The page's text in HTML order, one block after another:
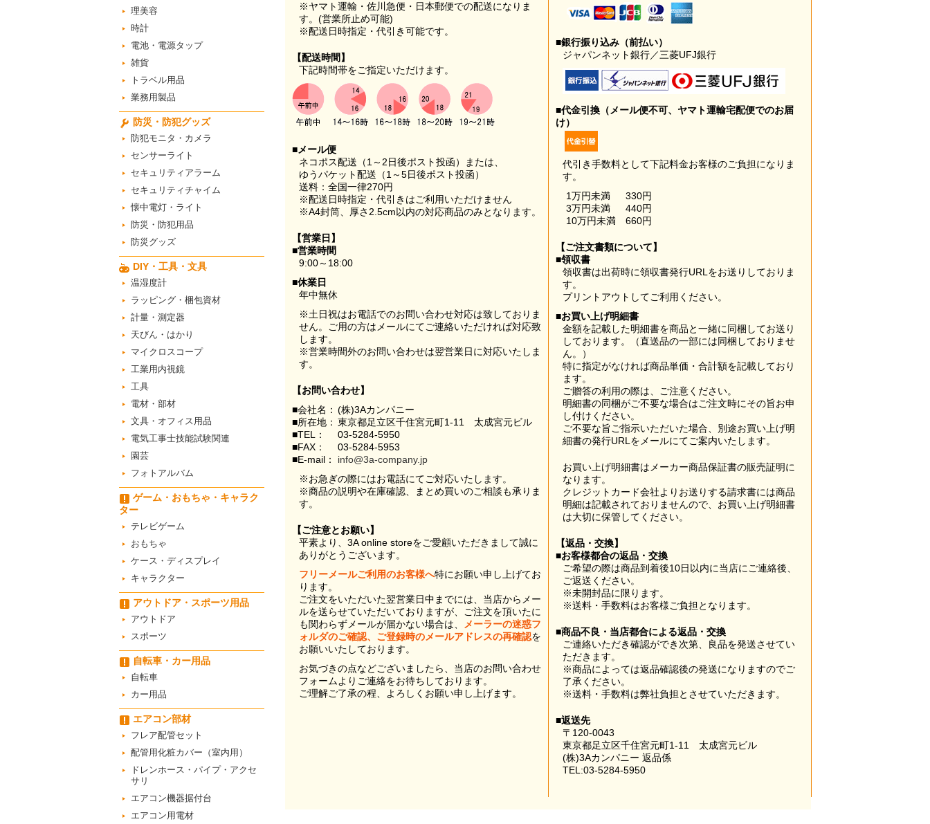
理美容
時計
電池・電源タップ
雑貨
トラベル用品
業務用製品
防災・防犯グッズ
防犯モニタ・カメラ
センサーライト
セキュリティアラーム
セキュリティチャイム
懐中電灯・ライト
防災・防犯用品
防災グッズ
DIY・工具・文具
温湿度計
ラッピング・梱包資材
計量・測定器
天びん・はかり
マイクロスコープ
工業用内視鏡
工具
電材・部材
文具・オフィス用品
電気工事士技能試験関連
園芸
フォトアルバム
ゲーム・おもちゃ・キャラク
ター
テレビゲーム
おもちゃ
ケース・ディスプレイ
キャラクター
アウトドア・スポーツ用品
アウトドア
スポーツ
自転車・カー用品
自転車
カー用品
エアコン部材
フレア配管セット
配管用化粧カバー（室内用）
ドレンホース・パイプ・アクセ
サリ
エアコン機器据付台
エアコン用電材
※ヤマト運輸・佐川急便・日本郵便での配送になりま
す。(営業所止め可能)
※配送日時指定・代引き可能です。
【配送時間】
下記時間帯をご指定いただけます。
■メール便
ネコポス配送（1～2日後ポスト投函）または、
ゆうパケット配送（1～5日後ポスト投函）
送料：全国一律270円
※配送日時指定・代引きはご利用いただけません
※A4封筒、厚さ2.5cm以内の対応商品のみとなります。
【営業日】
■営業時間
9:00～18:00
■休業日
年中無休
※土日祝はお電話でのお問い合わせ対応は致しておりま
せん。ご用の方はメールにてご連絡いただければ対応致
します。
※営業時間外のお問い合わせは翌営業日に対応いたしま
す。
【お問い合わせ】
■会社名： (株)3Aカンパニー
■所在地： 東京都足立区千住宮元町1-11 太成宮元ビル
■TEL：
03-5284-5950
■FAX：
03-5284-5953
■E-mail：
info@3a-company.jp
※お急ぎの際にはお電話にてご対応いたします。
※商品の説明や在庫確認、まとめ買いのご相談も承りま
す。
【ご注意とお願い】
平素より、3A online storeをご愛顧いただきまして誠に
ありがとうございます。
フリーメールご利用のお客様へ特にお願い申し上げてお
ります。
ご注文をいただいた翌営業日中までには、当店からメー
ルを送らせていただいておりますが、ご注文を頂いたに
も関わらずメールが届かない場合は、
メーラーの迷惑フ
ォルダのご確認、ご登録時のメールアドレスの再確認を
お願いいたしております。
お気づきの点などございましたら、当店のお問い合わせ
フォームよりご連絡をお待ちしております。
ご理解ご了承の程、よろしくお願い申し上げます。
■銀行振り込み（前払い）
ジャパンネット銀行／三菱UFJ銀行
■代金引換（メール便不可、ヤマト運輸宅配便でのお届
け）
代引き手数料として下記料金お客様のご負担になりま
す。
1万円未満
330円
3万円未満
440円
10万円未満
660円
【ご注文書類について】
■領収書
領収書は出荷時に領収書発行URLをお送りしておりま
す。
プリントアウトしてご利用ください。
■お買い上げ明細書
金額を記載した明細書を商品と一緒に同梱してお送り
しております。（直送品の一部には同梱しておりませ
ん。）
特に指定がなければ商品単価・合計額を記載しており
ます。
ご贈答の利用の際は、ご注意ください。
明細書の同梱がご不要な場合はご注文時にその旨お申
し付けください。
ご不要な旨ご指示いただいた場合、別途お買い上げ明
細書の発行URLをメールにてご案内いたします。
お買い上げ明細書はメーカー商品保証書の販売証明に
なります。
クレジットカード会社よりお送りする請求書には商品
明細は記載されておりませんので、お買い上げ明細書
は大切に保管してください。
【返品・交換】
■お客様都合の返品・交換
ご希望の際は商品到着後10日以内に当店にご連絡後、
ご返送ください。
※未開封品に限ります。
※送料・手数料はお客様ご負担となります。
■商品不良・当店都合による返品・交換
ご連絡いただき確認ができ次第、良品を発送させてい
ただきます。
※商品によっては返品確認後の発送になりますのでご
了承ください。
※送料・手数料は弊社負担とさせていただきます。
■返送先
〒120-0043
東京都足立区千住宮元町1-11 太成宮元ビル
(株)3Aカンパニー 返品係
TEL:03-5284-5950